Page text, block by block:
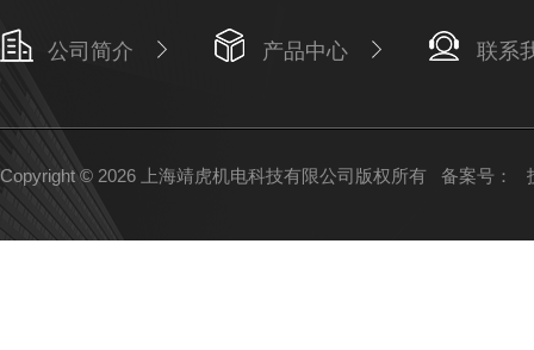
公司简介 产品中心 联系
Copyright © 2026 上海靖虎机电科技有限公司版权所有 备案号：